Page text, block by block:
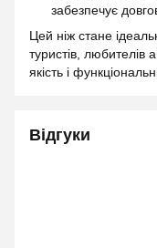
забезпечує
Цей ніж стане
туристів, любителів
якість і
Відгуки